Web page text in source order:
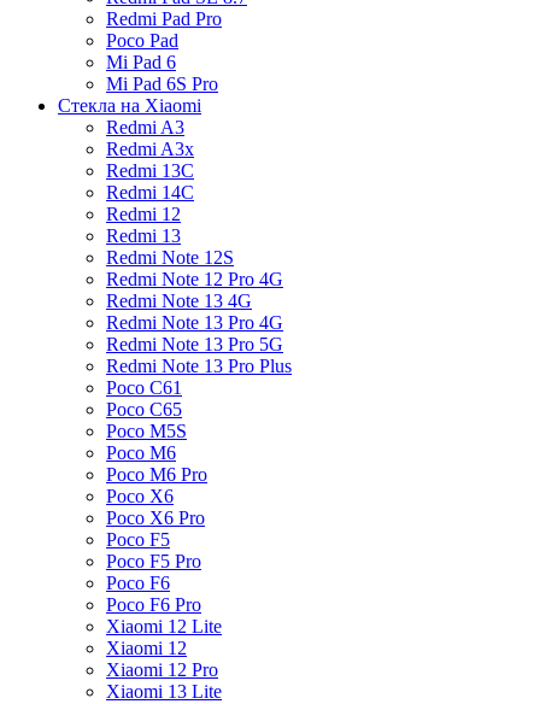
Redmi Pad Pro
Poco Pad
Mi Pad 6
Mi Pad 6S Pro
Стекла на Xiaomi
Redmi A3
Redmi A3x
Redmi 13C
Redmi 14C
Redmi 12
Redmi 13
Redmi Note 12S
Redmi Note 12 Pro 4G
Redmi Note 13 4G
Redmi Note 13 Pro 4G
Redmi Note 13 Pro 5G
Redmi Note 13 Pro Plus
Poco C61
Poco C65
Poco M5S
Poco M6
Poco M6 Pro
Poco X6
Poco X6 Pro
Poco F5
Poco F5 Pro
Poco F6
Poco F6 Pro
Xiaomi 12 Lite
Xiaomi 12
Xiaomi 12 Pro
Xiaomi 13 Lite